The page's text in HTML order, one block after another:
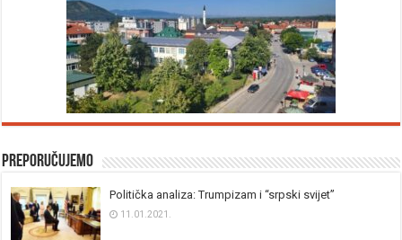
Preporučujemo
Politička analiza: Trumpizam i “srpski svijet”
11.01.2021.